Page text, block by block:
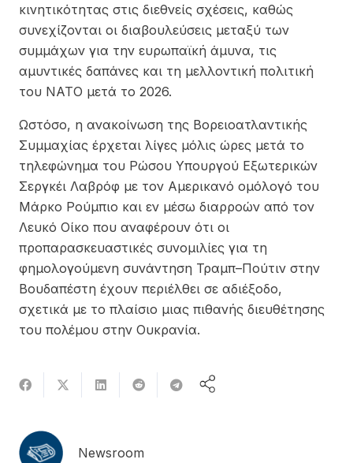
κινητικότητας στις διεθνείς σχέσεις, καθώς
συνεχίζονται οι διαβουλεύσεις μεταξύ των
συμμάχων για την ευρωπαϊκή άμυνα, τις
αμυντικές δαπάνες και τη μελλοντική πολιτική
του ΝΑΤΟ μετά το 2026.
Ωστόσο, η ανακοίνωση της Βορειοατλαντικής
Συμμαχίας έρχεται λίγες μόλις ώρες μετά το
τηλεφώνημα του Ρώσου Υπουργού Εξωτερικών
Σεργκέι Λαβρόφ με τον Αμερικανό ομόλογό του
Μάρκο Ρούμπιο και εν μέσω διαρροών από τον
Λευκό Οίκο που αναφέρουν ότι οι
προπαρασκευαστικές συνομιλίες για τη
φημολογούμενη συνάντηση Τραμπ–Πούτιν στην
Βουδαπέστη έχουν περιέλθει σε αδιέξοδο,
σχετικά με το πλαίσιο μιας πιθανής διευθέτησης
του πολέμου στην Ουκρανία.
Newsroom